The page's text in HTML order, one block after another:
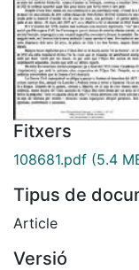
Fitxers
108681.pdf (5.4
Tipus de
Article
Versió